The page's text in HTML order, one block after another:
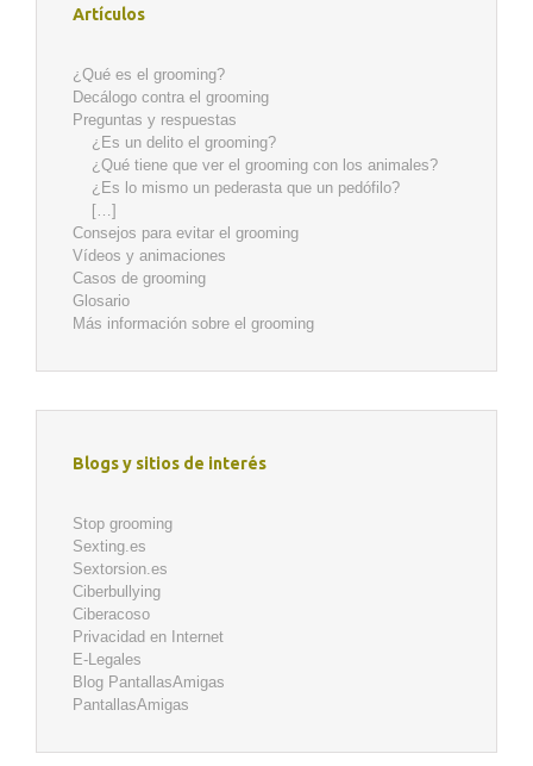
Artículos
¿Qué es el grooming?
Decálogo contra el grooming
Preguntas y respuestas
¿Es un delito el grooming?
¿Qué tiene que ver el grooming con los animales?
¿Es lo mismo un pederasta que un pedófilo?
[…]
Consejos para evitar el grooming
Vídeos y animaciones
Casos de grooming
Glosario
Más información sobre el grooming
Blogs y sitios de interés
Stop grooming
Sexting.es
Sextorsion.es
Ciberbullying
Ciberacoso
Privacidad en Internet
E-Legales
Blog PantallasAmigas
PantallasAmigas